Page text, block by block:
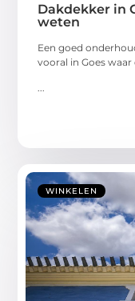
Dakdekker in
weten
Een goed
vooral in Goes
WINKELEN